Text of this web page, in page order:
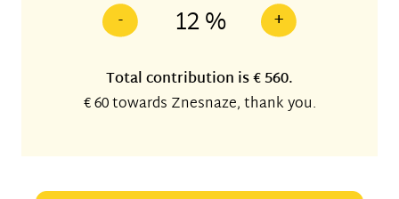
- +
12 %
Total contribution is€ 560.
€ 60towards Znesnaze, thank you.